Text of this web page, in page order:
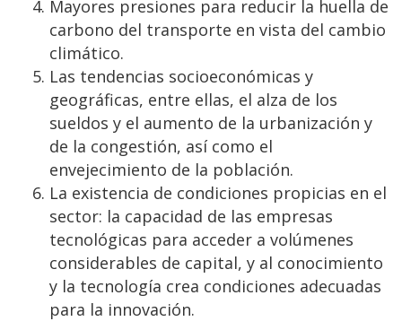
Mayores presiones para reducir la huella de
carbono del transporte en vista del cambio
climático.
Las tendencias socioeconómicas y
geográficas, entre ellas, el alza de los
sueldos y el aumento de la urbanización y
de la congestión, así como el
envejecimiento de la población.
La existencia de condiciones propicias en el
sector: la capacidad de las empresas
tecnológicas para acceder a volúmenes
considerables de capital, y al conocimiento
y la tecnología crea condiciones adecuadas
para la innovación.